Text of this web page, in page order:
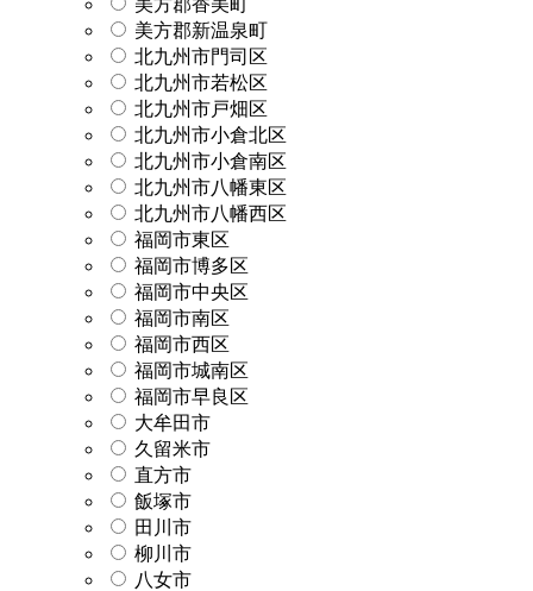
美方郡新温泉町
北九州市門司区
北九州市若松区
北九州市戸畑区
北九州市小倉北区
北九州市小倉南区
北九州市八幡東区
北九州市八幡西区
福岡市東区
福岡市博多区
福岡市中央区
福岡市南区
福岡市西区
福岡市城南区
福岡市早良区
大牟田市
久留米市
直方市
飯塚市
田川市
柳川市
八女市